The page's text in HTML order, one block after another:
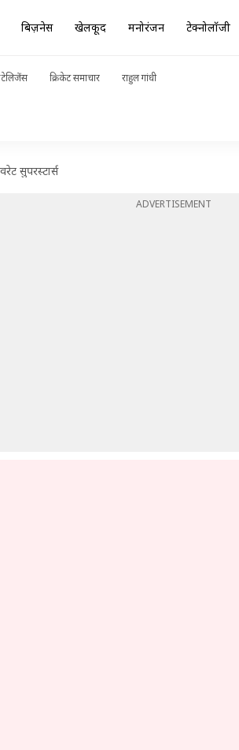
बिज़नेस खेलकूद मनोरंजन टेक्नोलॉजी
क्रिकेट समाचार राहुल गांधी
सुपरस्टार्स
ADVERTISEMENT